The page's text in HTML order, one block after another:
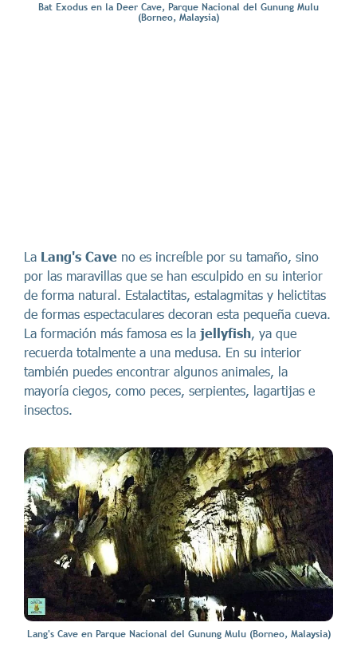
Bat Exodus en la Deer Cave, Parque Nacional del Gunung Mulu
(Borneo, Malaysia)
La Lang's Cave no es increíble por su tamaño, sino
por las maravillas que se han esculpido en su interior
de forma natural. Estalactitas, estalagmitas y helictitas
de formas espectaculares decoran esta pequeña cueva.
La formación más famosa es la jellyfish, ya que
recuerda totalmente a una medusa. En su interior
también puedes encontrar algunos animales, la
mayoría ciegos, como peces, serpientes, lagartijas e
insectos.
Lang's Cave en Parque Nacional del Gunung Mulu (Borneo, Malaysia)